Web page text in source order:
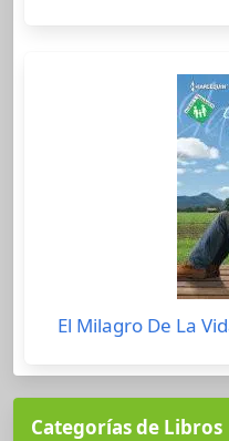
El Milagro De La
Categorías de Libros